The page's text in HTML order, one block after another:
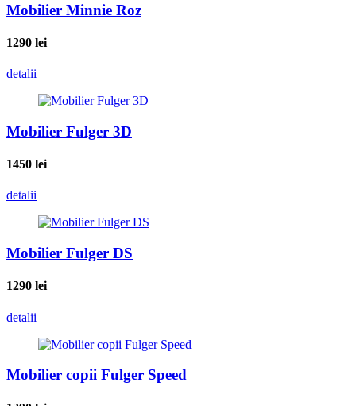
Mobilier Minnie Roz
1290 lei
detalii
Mobilier Fulger 3D
1450 lei
detalii
Mobilier Fulger DS
1290 lei
detalii
Mobilier copii Fulger Speed